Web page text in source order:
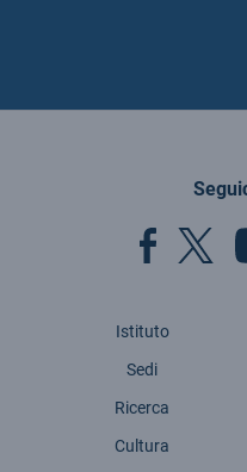
Istituto
Sedi
Ricerca
Cultura